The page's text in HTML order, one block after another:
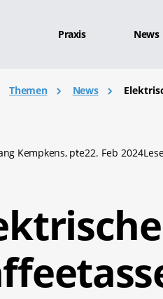
Praxis News
Themen News
Kempkens, pte22. Feb 2024